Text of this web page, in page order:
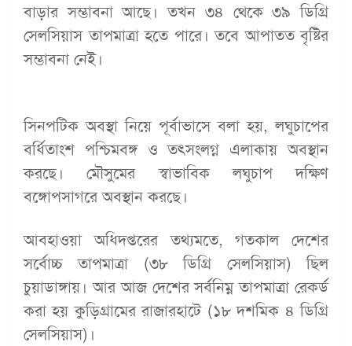
বাড়ার সম্ভাবনা আছে। তখন ৩৪ থেকে ৩৯ ডিগ্রি
সেলসিয়াস তাপমাত্রা হতে পারে। তবে আপাতত বৃষ্টির
সম্ভাবনা নেই।
সিনপটিক অবস্থা নিয়ে পূর্বাভাসে বলা হয়, লঘুচাপের
বর্ধিতাংশ পশ্চিমবঙ্গ ও তৎসংলগ্ন এলাকায় অবস্থান
করছে। মৌসুমের স্বাভাবিক লঘুচাপ দক্ষিণ
বঙ্গোপসাগরে অবস্থান করছে।
আবহাওয়া অধিদপ্তরের তথ্যমতে, গতকাল দেশের
সর্বোচ্চ তাপমাত্রা (৩৮ ডিগ্রি সেলসিয়াস) ছিল
চুয়াডাঙ্গায়। আর আজ দেশের সর্বনিম্ন তাপমাত্রা রেকর্ড
করা হয় কুড়িগ্রামের রাজারহাটে (১৮ দশমিক ৪ ডিগ্রি
সেলসিয়াস)।